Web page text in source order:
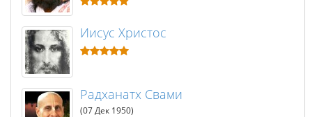
Иисус Христос
Радханатх Свами
(07 Дек 1950)